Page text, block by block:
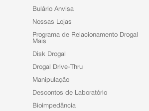
Bulário Anvisa
Nossas Lojas
Programa de Relacionamento Drogal
Mais
Disk Drogal
Drogal Drive-Thru
Manipulação
Descontos de Laboratório
Bioimpedância